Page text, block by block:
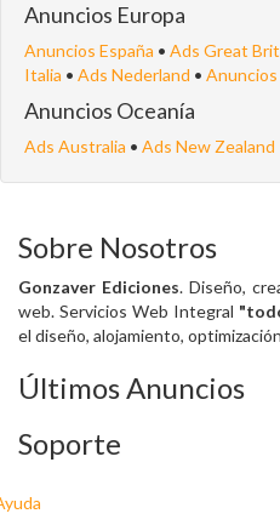
Anuncios Europa
Anuncios España • Ads Great
Italia • Ads Nederland •
Anuncios Oceanía
Ads Australia • Ads New Zealand
Sobre Nosotros
Gonzaver Ediciones. Diseño,
web. Servicios Web Integral
el diseño, alojamiento,
Últimos Anuncios
Soporte